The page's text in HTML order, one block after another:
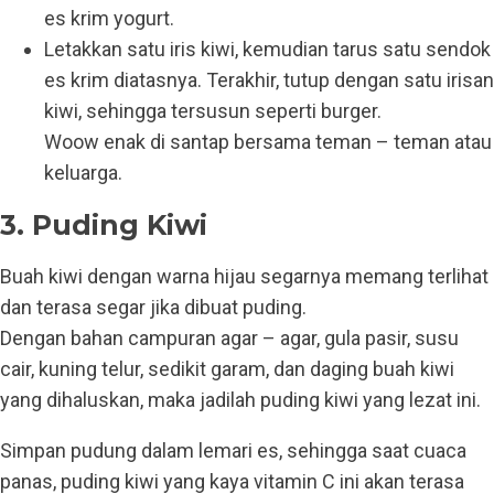
es krim yogurt.
Letakkan satu iris kiwi, kemudian tarus satu sendok
es krim diatasnya. Terakhir, tutup dengan satu irisan
kiwi, sehingga tersusun seperti burger.
Woow enak di santap bersama teman – teman atau
keluarga.
3. Puding Kiwi
Buah kiwi dengan warna hijau segarnya memang terlihat
dan terasa segar jika dibuat puding.
Dengan bahan campuran agar – agar, gula pasir, susu
cair, kuning telur, sedikit garam, dan daging buah kiwi
yang dihaluskan, maka jadilah puding kiwi yang lezat ini.
Simpan pudung dalam lemari es, sehingga saat cuaca
panas, puding kiwi yang kaya vitamin C ini akan terasa